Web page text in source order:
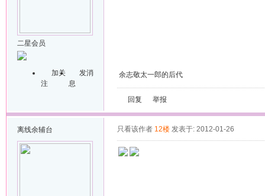
二星会员
加关
注
发消
息
余志敬太一郎的后代
回复 举报
离线余辅台 只看该作者 12楼 发表于: 2012-01-26